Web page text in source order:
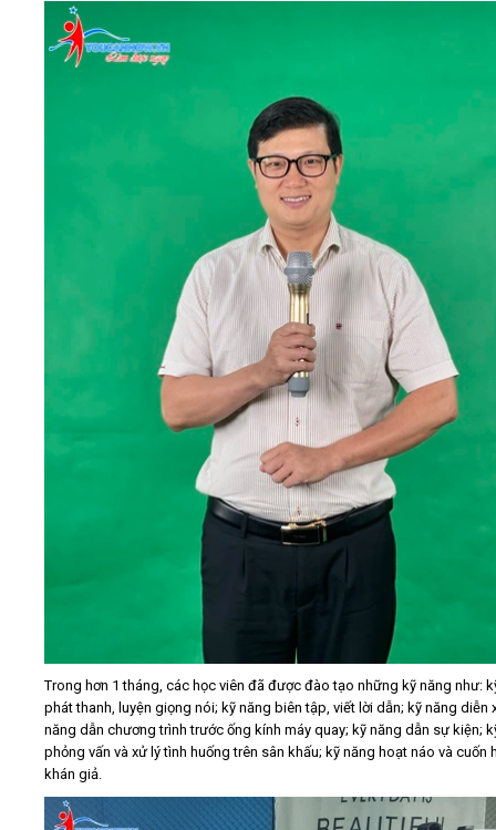
Liên hệ - Đăng ký
Tìm kiếm
Trong hơn 1 tháng, các học viên đã được đào tạo những kỹ năng như:
phát thanh, luyện giọng nói; kỹ năng biên tập, viết lời dẫn; kỹ năng diễn
năng dẫn chương trình trước ống kính máy quay; kỹ năng dẫn sự kiện;
phỏng vấn và xử lý tình huống trên sân khấu; kỹ năng hoạt náo và cuốn
khán giả.